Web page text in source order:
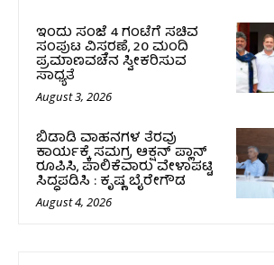
ಇಂದು ಸಂಜೆ 4 ಗಂಟೆಗೆ ಸಚಿವ
ಸಂಪುಟ ವಿಸ್ತರಣೆ, 20 ಮಂದಿ
ಪ್ರಮಾಣವಚನ ಸ್ವೀಕರಿಸುವ
ಸಾಧ್ಯತೆ
August 3, 2026
ಬಿಡಾಡಿ ವಾಹನಗಳ ತೆರವು
ಕಾರ್ಯಕ್ಕೆ ಸಮಗ್ರ ಆಕ್ಷನ್ ಪ್ಲಾನ್
ರೂಪಿಸಿ, ಪಾಲಿಕೆವಾರು ವೇಳಾಪಟ್ಟಿ
ಸಿದ್ಧಪಡಿಸಿ : ಕೃಷ್ಣ ಬೈರೇಗೌಡ
August 4, 2026